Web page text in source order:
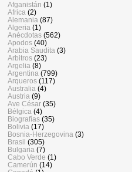
Afganistán (1)
Africa (2)
Alemania (87)
Algeria (1)
Anécdotas (562)
Apodos (40)
Arabia Saudita (3)
Arbitros (23)
Argelia (8)
Argentina (799)
Arqueros (117)
Australia (4)
Austria (9)
Ave César (35)
Bélgica (4)
Biografías (35)
Bolivia (17)
Bosnia-Herzegovina (3)
Brasil (305)
Bulgaria (7)
Cabo Verde (1)
Camerún (14)